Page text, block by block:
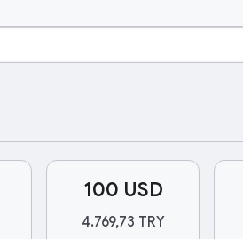
100 USD
4.769,73 TRY